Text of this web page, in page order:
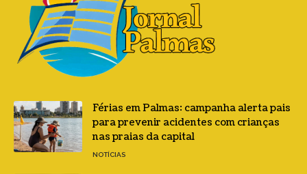
Férias em Palmas: campanha alerta pais
para prevenir acidentes com crianças
nas praias da capital
NOTÍCIAS